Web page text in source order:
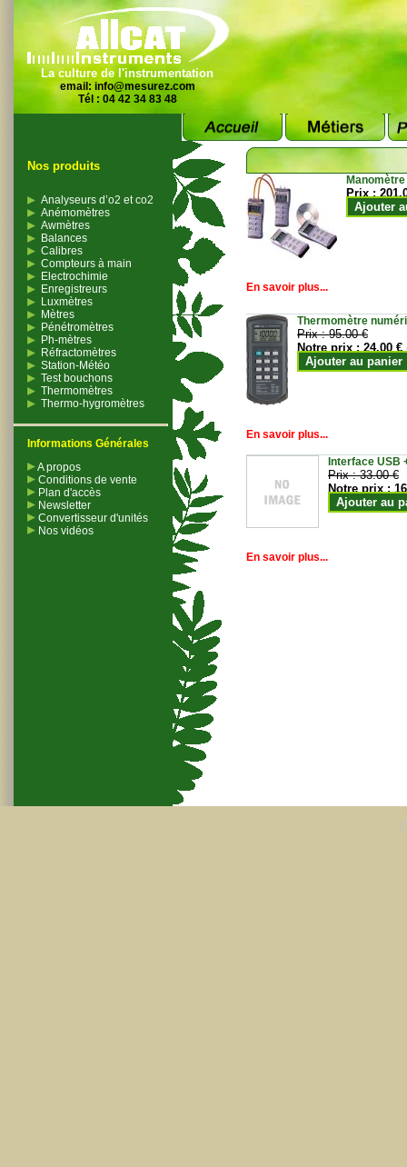
La culture de l'instrumentation
email: info@mesurez.com
Tél : 04 42 34 83 48
Nos produits
Analyseurs d’o2 et co2
Anémomètres
Awmètres
Balances
Calibres
Compteurs à main
Electrochimie
Enregistreurs
Luxmètres
Mètres
Pénétromètres
Ph-mètres
Réfractomètres
Station-Météo
Test bouchons
Thermomètres
Thermo-hygromètres
Informations Générales
A propos
Conditions de vente
Plan d'accès
Newsletter
Convertisseur d'unités
Nos vidéos
Prix :
Ajouter
En savoir plus...
Thermomètre
Prix :95.00 €
Notre prix :24.00 €
Ajouter au panier
En savoir plus...
Interface USB
Prix :33.00 €
Notre prix :
Ajouter au
En savoir plus...